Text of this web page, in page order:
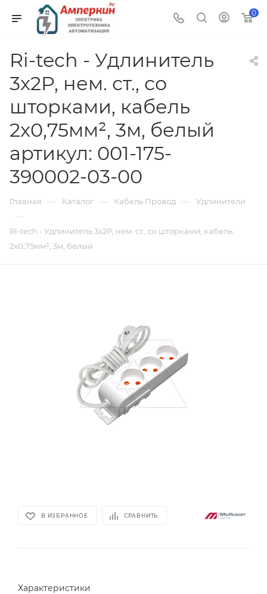
0
Ri-tech - Удлинитель
3x2P, нем. ст., со
шторками, кабель
2x0,75мм², 3м, белый
артикул: 001-175-
390002-03-00
Главная — Каталог — Кабель Провод — Удлинители
—
Ri-tech - Удлинитель 3x2P, нем. ст., со шторками, кабель
2x0,75мм², 3м, белый
В ИЗБРАННОЕ СРАВНИТЬ
Характеристики